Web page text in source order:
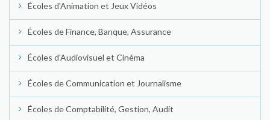
Écoles d'Animation et Jeux Vidéos
Écoles de Finance, Banque, Assurance
Écoles d'Audiovisuel et Cinéma
Écoles de Communication et Journalisme
Écoles de Comptabilité, Gestion, Audit